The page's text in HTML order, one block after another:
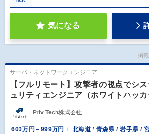
気になる
掲
サーバ・ネットワークエンジニア
【フルリモート】攻撃者の視点でシ
ュリティエンジニア（ホワイトハッカ
Priv Tech株式会社
600万円～999万円
北海道 / 青森県 / 岩手県 /